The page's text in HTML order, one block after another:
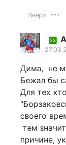
Вверх
23
Дима, не
Бежал бы
Для тех
своего
тем
причине,